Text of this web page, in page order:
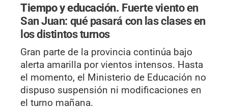
Tiempo y educación. Fuerte viento en
San Juan: qué pasará con las clases en
los distintos turnos
Gran parte de la provincia continúa bajo
alerta amarilla por vientos intensos. Hasta
el momento, el Ministerio de Educación no
dispuso suspensión ni modificaciones en
el turno mañana.